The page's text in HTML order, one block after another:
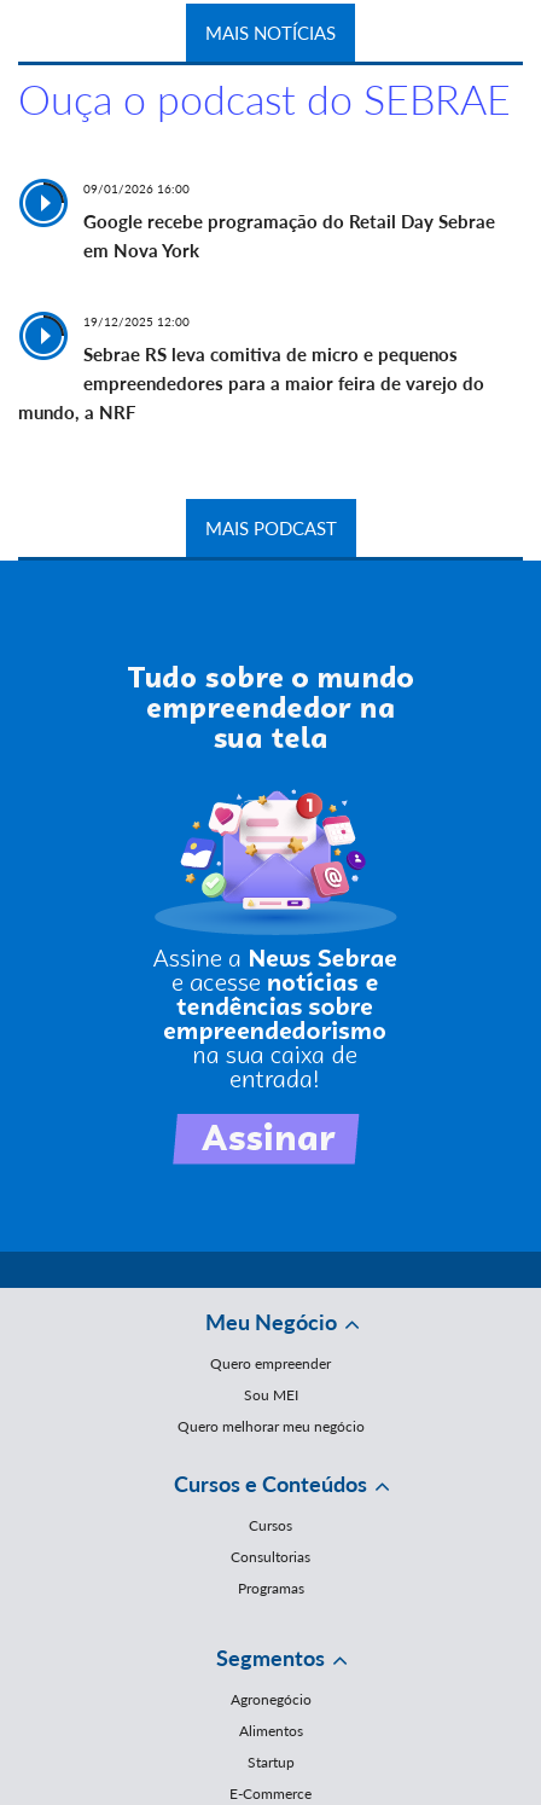
MAIS NOTÍCIAS
Ouça o podcast do SEBRAE
09/01/2026 16:00
Google recebe programação do Retail Day Sebrae
em Nova York
19/12/2025 12:00
Sebrae RS leva comitiva de micro e pequenos
empreendedores para a maior feira de varejo do
mundo, a NRF
MAIS PODCAST
Meu Negócio
Quero empreender
Sou MEI
Quero melhorar meu negócio
Cursos e Conteúdos
Cursos
Consultorias
Programas
Segmentos
Agronegócio
Alimentos
Startup
E-Commerce